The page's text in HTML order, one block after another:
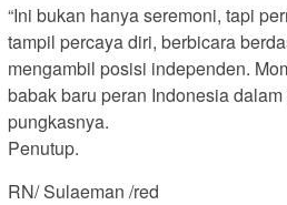
“Ini bukan hanya seremoni, tapi
tampil percaya diri, berbicara
mengambil posisi independen.
babak baru peran Indonesia dalam
pungkasnya.
Penutup.
RN/ Sulaeman /red